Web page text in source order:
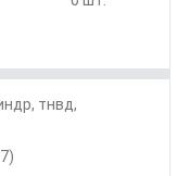
тнвд,